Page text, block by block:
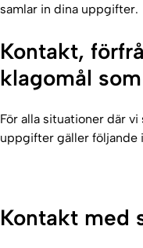
samlar in dina uppgifter.
Kontakt,
klagomål
För alla situationer där
uppgifter gäller följande
Kontakt med